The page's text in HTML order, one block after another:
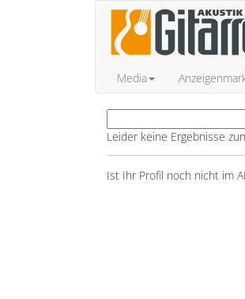
Media
Leider keine Ergebnisse
Ist Ihr Profil noch nicht im